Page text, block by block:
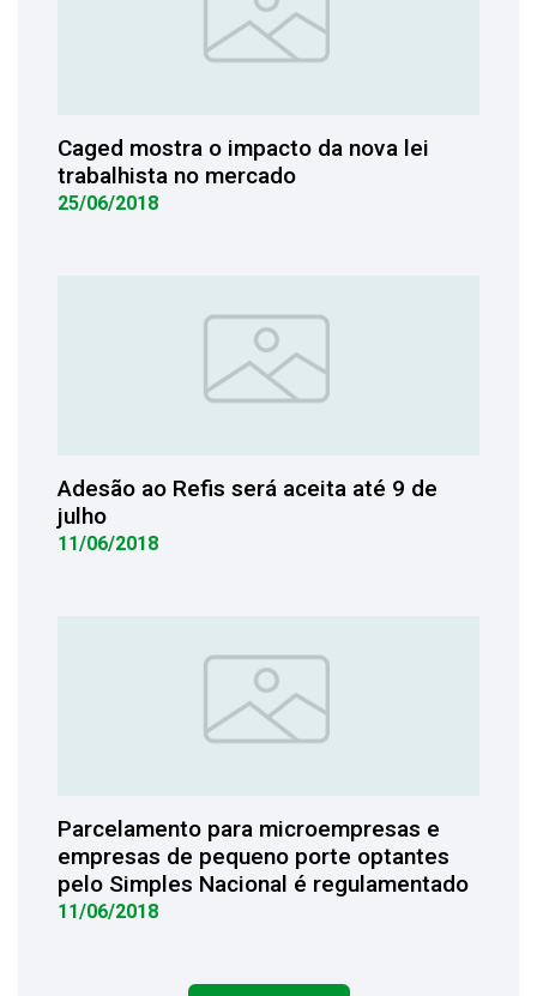
Caged mostra o impacto da nova lei
trabalhista no mercado
25/06/2018
Adesão ao Refis será aceita até 9 de
julho
11/06/2018
Parcelamento para microempresas e
empresas de pequeno porte optantes
pelo Simples Nacional é regulamentado
11/06/2018